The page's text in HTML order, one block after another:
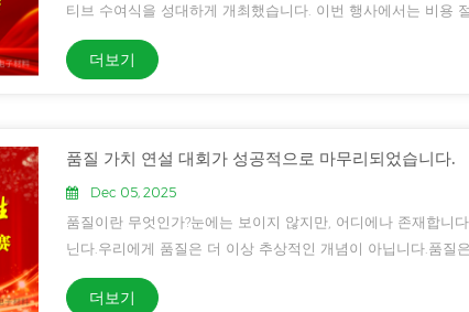
티브 수여식을 성대하게 개최했습니다. 이번 행사에서는 비용
탁월한 공헌을 한 우수 팀과 개인을 표창했습니다.시쥔난 부회
부 부사장, 각...
더보기
품질 가치 연설 대회가 성공적으로 마무리되었습니다.
Dec 05, 2025
품질이란 무엇인가?눈에는 보이지 않지만, 어디에나 존재합니
닌다.우리에게 품질은 더 이상 추상적인 개념이 아닙니다.품질
화의 핵심 요소로 자리 잡았습니다.그것은 정확성에서 비롯됩
기반으로 삼고...
더보기